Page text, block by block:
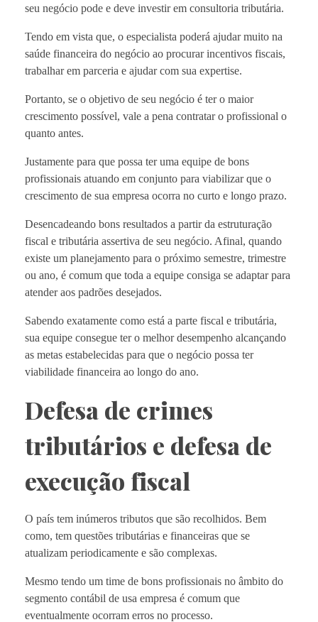
seu negócio pode e deve investir em consultoria tributária.
Tendo em vista que, o especialista poderá ajudar muito na
saúde financeira do negócio ao procurar incentivos fiscais,
trabalhar em parceria e ajudar com sua expertise.
Portanto, se o objetivo de seu negócio é ter o maior
crescimento possível, vale a pena contratar o profissional o
quanto antes.
Justamente para que possa ter uma equipe de bons
profissionais atuando em conjunto para viabilizar que o
crescimento de sua empresa ocorra no curto e longo prazo.
Desencadeando bons resultados a partir da estruturação
fiscal e tributária assertiva de seu negócio. Afinal, quando
existe um planejamento para o próximo semestre, trimestre
ou ano, é comum que toda a equipe consiga se adaptar para
atender aos padrões desejados.
Sabendo exatamente como está a parte fiscal e tributária,
sua equipe consegue ter o melhor desempenho alcançando
as metas estabelecidas para que o negócio possa ter
viabilidade financeira ao longo do ano.
Defesa de crimes
tributários e defesa de
execução fiscal
O país tem inúmeros tributos que são recolhidos. Bem
como, tem questões tributárias e financeiras que se
atualizam periodicamente e são complexas.
Mesmo tendo um time de bons profissionais no âmbito do
segmento contábil de usa empresa é comum que
eventualmente ocorram erros no processo.